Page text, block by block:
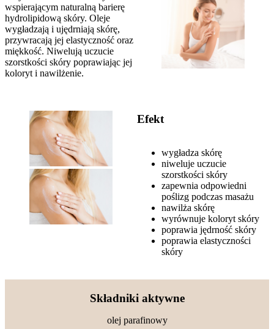
wspierającym naturalną barierę
hydrolipidową skóry. Oleje
wygładzają i ujędrniają skórę,
przywracają jej elastyczność oraz
miękkość. Niwelują uczucie
szorstkości skóry poprawiając jej
koloryt i nawilżenie.
Efekt
wygładza skórę
niweluje uczucie
szorstkości skóry
zapewnia odpowiedni
poślizg podczas masażu
nawilża skórę
wyrównuje koloryt skóry
poprawia jędrność skóry
poprawia elastyczności
skóry
Składniki aktywne
olej parafinowy